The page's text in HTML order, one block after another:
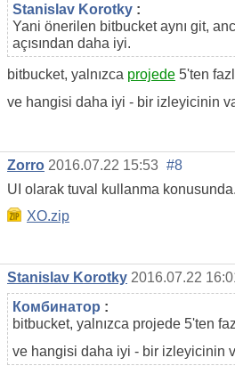
Stanislav Korotky :
Yani önerilen bitbucket aynı git,
açısından daha iyi.
bitbucket, yalnızca projede 5'ten
ve hangisi daha iyi - bir izleyicinin
Zorro 2016.07.22 15:53 #8
UI olarak tuval kullanma konusunda.
XO.zip
Stanislav Korotky 2016.07.22
Комбинатор :
bitbucket, yalnızca projede 5'ten
ve hangisi daha iyi - bir izleyicinin